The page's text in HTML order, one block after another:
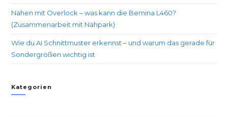
Nähen mit Overlock – was kann die Bernina L460?
(Zusammenarbeit mit Nähpark)
Wie du AI Schnittmuster erkennst – und warum das gerade für
Sondergrößen wichtig ist
Kategorien